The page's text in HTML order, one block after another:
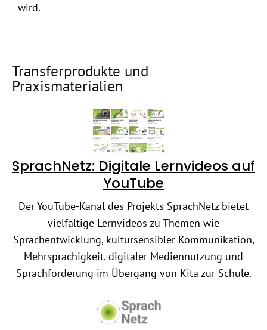
wird.
Transferprodukte und
Praxismaterialien
SprachNetz: Digitale Lernvideos auf
YouTube
Der YouTube-Kanal des Projekts SprachNetz bietet
vielfältige Lernvideos zu Themen wie
Sprachentwicklung, kultursensibler Kommunikation,
Mehrsprachigkeit, digitaler Mediennutzung und
Sprachförderung im Übergang von Kita zur Schule.